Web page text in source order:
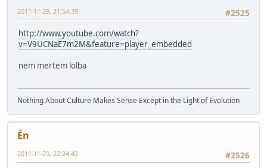
#2525
2011-11-29, 21:54:39
http://www.youtube.com/watch?
v=V9UCNaE7m2M&feature=player_embedded
nem mertem lolba
Nothing About Culture Makes Sense Except in the Light of Evolution
Én
#2526
2011-11-29, 22:24:42